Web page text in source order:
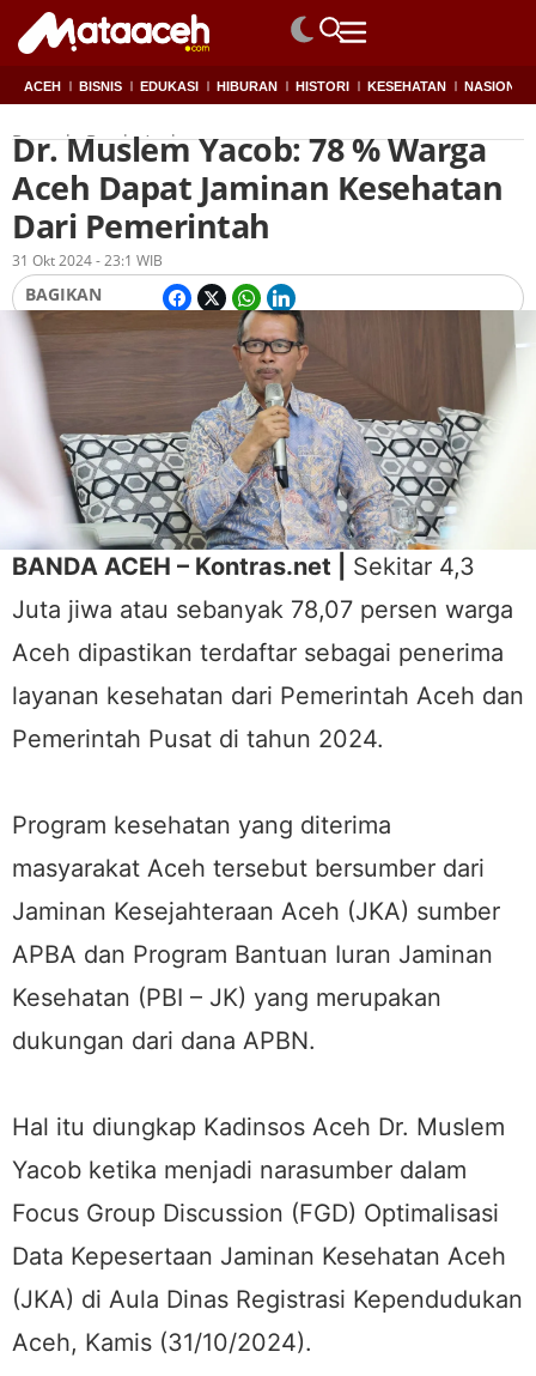
ACEH BISNIS EDUKASI HIBURAN HISTORI KESEHATAN NASIONAL
Beranda Banda Aceh
Dr. Muslem Yacob: 78 % Warga
Aceh Dapat Jaminan Kesehatan
Dari Pemerintah
OlehRedaksi
31 Okt 2024 - 23:1 WIB
BAGIKAN
BANDA ACEH – Kontras.net |
Sekitar 4,3
Juta jiwa atau sebanyak 78,07 persen warga
Aceh dipastikan terdaftar sebagai penerima
layanan kesehatan dari Pemerintah Aceh dan
Pemerintah Pusat di tahun 2024.
Program kesehatan yang diterima
masyarakat Aceh tersebut bersumber dari
Jaminan Kesejahteraan Aceh (JKA) sumber
APBA dan Program Bantuan Iuran Jaminan
Kesehatan (PBI – JK) yang merupakan
dukungan dari dana APBN.
Hal itu diungkap Kadinsos Aceh Dr. Muslem
Yacob ketika menjadi narasumber dalam
Focus Group Discussion (FGD) Optimalisasi
Data Kepesertaan Jaminan Kesehatan Aceh
(JKA) di Aula Dinas Registrasi Kependudukan
Aceh, Kamis (31/10/2024).